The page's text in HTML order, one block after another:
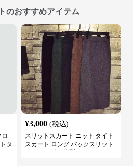
のおすすめアイテム
タ
¥3,000 (税込)
スリットスカート ニット タイト
スカート ロング バックスリット